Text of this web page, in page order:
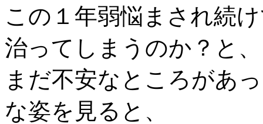
この１年弱悩まされ続
治ってしまうのか？と、
まだ不安なところがあ
な姿を見ると、